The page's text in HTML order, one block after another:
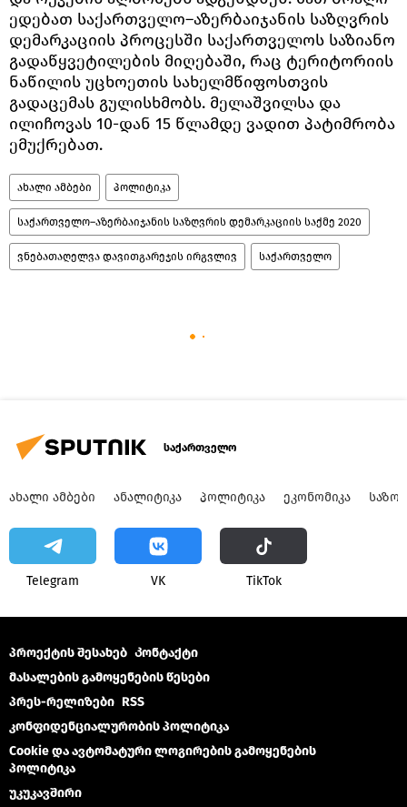
ედებათ საქართველო–აზერბაიჯანის საზღვრის
დემარკაციის პროცესში საქართველოს საზიანო
გადაწყვეტილების მიღებაში, რაც ტერიტორიის
ნაწილის უცხოეთის სახელმწიფოსთვის
გადაცემას გულისხმობს. მელაშვილსა და
ილიჩოვას 10-დან 15 წლამდე ვადით პატიმრობა
ემუქრებათ.
ახალი ამბები პოლიტიკა
საქართველო–აზერბაიჯანის საზღვრის დემარკაციის საქმე 2020
ვნებათაღელვა დავითგარეჯის ირგვლივ საქართველო
საქართველო
ᲐᲮᲐᲚᲘ ᲐᲛᲑᲔᲑᲘ ᲐᲜᲐᲚᲘᲢᲘᲙᲐ ᲞᲝᲚᲘᲢᲘᲙᲐ ᲔᲙᲝᲜᲝᲛᲘᲙᲐ
Telegram VK ТikТоk
პროექტის შესახებ Კონტაქტი
მასალების გამოყენების წესები
პრეს-რელიზები RSS
კონფიდენციალურობის პოლიტიკა
Cookie და ავტომატური ლოგირების გამოყენების
პოლიტიკა
უკუკავშირი